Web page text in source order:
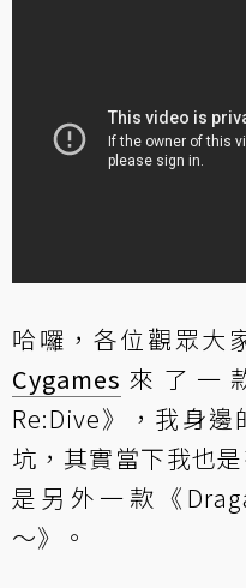
哈囉，各位觀眾大
Cygames 來了一
Re:Dive》，我身
坑，其實當下我也
是另外一款《
～》。